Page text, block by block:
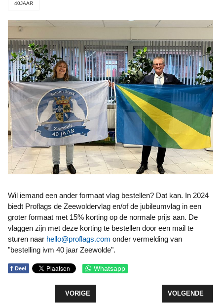
40JAAR
Wil iemand een ander formaat vlag bestellen? Dat kan. In 2024
biedt Proflags de Zeewoldervlag en/of de jubileumvlag in een
groter formaat met 15% korting op de normale prijs aan. De
vlaggen zijn met deze korting te bestellen door een mail te
sturen naar hello@proflags.com onder vermelding van
"bestelling ivm 40 jaar Zeewolde".
f Deel Whatsapp
VORIG ARTIKEL: NATTE VOETEN OP HET STRAND
VORIGE VOLGENDE
VOLGENDE